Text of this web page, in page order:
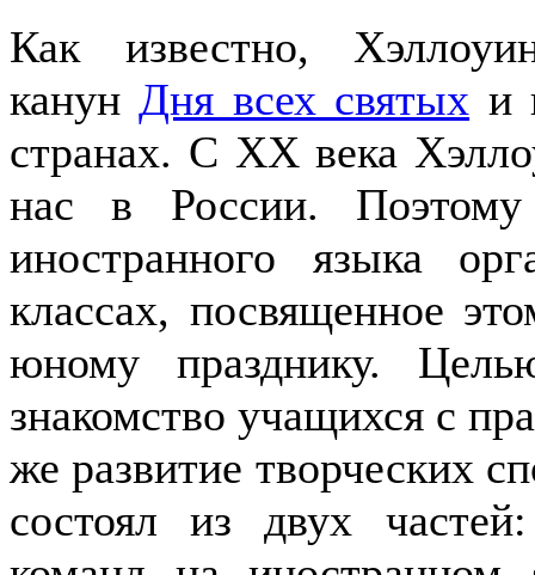
Как известно,
канунДня всех святых и
странах. С XX века
нас в России.
иностранного языка
классах, посвященное
юному празднику.
знакомство учащихся с
же развитие творческих
состоял из двух